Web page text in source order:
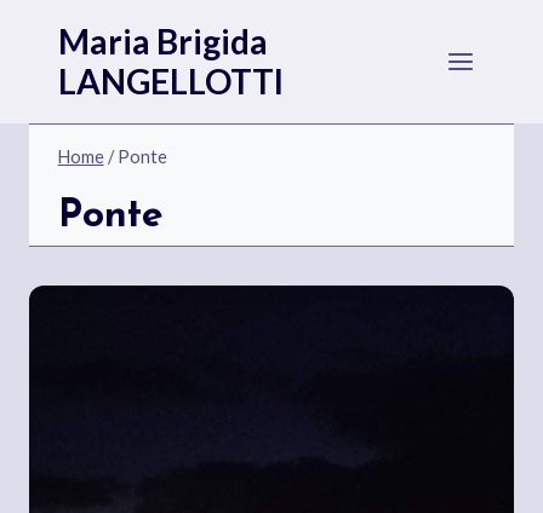
contenuto
Maria Brigida
LANGELLOTTI
Home/ Ponte
Ponte